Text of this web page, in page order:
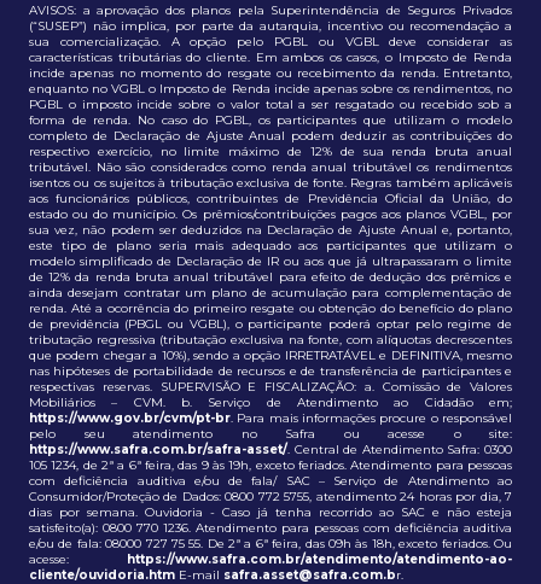
AVISOS: a aprovação dos planos pela Superintendência de Seguros Privados
(“SUSEP”) não implica, por parte da autarquia, incentivo ou recomendação a
sua comercialização. A opção pelo PGBL ou VGBL deve considerar as
características tributárias do cliente. Em ambos os casos, o Imposto de Renda
incide apenas no momento do resgate ou recebimento da renda. Entretanto,
enquanto no VGBL o Imposto de Renda incide apenas sobre os rendimentos, no
PGBL o imposto incide sobre o valor total a ser resgatado ou recebido sob a
forma de renda. No caso do PGBL, os participantes que utilizam o modelo
completo de Declaração de Ajuste Anual podem deduzir as contribuições do
respectivo exercício, no limite máximo de 12% de sua renda bruta anual
tributável. Não são considerados como renda anual tributável os rendimentos
isentos ou os sujeitos à tributação exclusiva de fonte. Regras também aplicáveis
aos funcionários públicos, contribuintes de Previdência Oficial da União, do
estado ou do município. Os prêmios/contribuições pagos aos planos VGBL, por
sua vez, não podem ser deduzidos na Declaração de Ajuste Anual e, portanto,
este tipo de plano seria mais adequado aos participantes que utilizam o
modelo simplificado de Declaração de IR ou aos que já ultrapassaram o limite
de 12% da renda bruta anual tributável para efeito de dedução dos prêmios e
ainda desejam contratar um plano de acumulação para complementação de
renda. Até a ocorrência do primeiro resgate ou obtenção do benefício do plano
de previdência (PBGL ou VGBL), o participante poderá optar pelo regime de
tributação regressiva (tributação exclusiva na fonte, com alíquotas decrescentes
que podem chegar a 10%), sendo a opção IRRETRATÁVEL e DEFINITIVA, mesmo
nas hipóteses de portabilidade de recursos e de transferência de participantes e
respectivas reservas. SUPERVISÃO E FISCALIZAÇÃO: a. Comissão de Valores
Mobiliários – CVM. b. Serviço de Atendimento ao Cidadão em;
https://www.gov.br/cvm/pt-br. Para mais informações procure o responsável
pelo seu atendimento no Safra ou acesse o site:
https://www.safra.com.br/safra-asset/. Central de Atendimento Safra: 0300
105 1234, de 2ª a 6ª feira, das 9 às 19h, exceto feriados. Atendimento para pessoas
com deficiência auditiva e/ou de fala/ SAC – Serviço de Atendimento ao
Consumidor/Proteção de Dados: 0800 772 5755, atendimento 24 horas por dia, 7
dias por semana. Ouvidoria - Caso já tenha recorrido ao SAC e não esteja
satisfeito(a): 0800 770 1236. Atendimento para pessoas com deficiência auditiva
e/ou de fala: 08000 727 75 55. De 2ª a 6ª feira, das 09h às 18h, exceto feriados. Ou
acesse: https://www.safra.com.br/atendimento/atendimento-ao-
cliente/ouvidoria.htm E-mail safra.asset@safra.com.br.